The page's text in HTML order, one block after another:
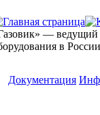
— ведущий
в России
Документация